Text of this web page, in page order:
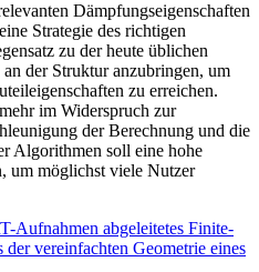
Dämpfungseigenschaften
Strategie des richtigen
zu der heute üblichen
der Struktur anzubringen, um
zu erreichen.
im Widerspruch zur
der Berechnung und die
Algorithmen soll eine hohe
um möglichst viele Nutzer